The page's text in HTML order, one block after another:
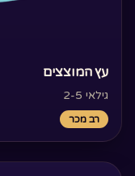
‏עץ המוצצים‏
גילאי 2-5
רב מכר